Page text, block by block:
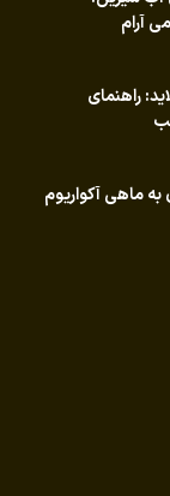
آرام
راهنمای
به ماهی آکواریوم